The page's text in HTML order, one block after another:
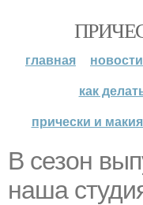
главная новости
как
прически и
В сезон
наша